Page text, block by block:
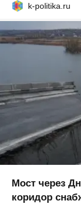
k-politika.ru
Мост через
коридор